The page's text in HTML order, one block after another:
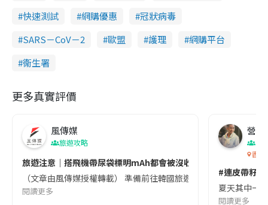
快速測試
網購優惠
冠狀病毒
SARS－CoV－2
歐盟 護理
網購平台
衞生署
更多真實評價
風傳媒
旅遊攻略
旅遊注意｜搭飛機帶尿袋標明mAh都會被沒收😱出發前切記檢查
（文章由風傳媒授權轉載） 準備前往韓國旅遊的民眾，近期要
閱讀更多
營養
香港
#連皮帶籽
夏天其中一
閱讀更多